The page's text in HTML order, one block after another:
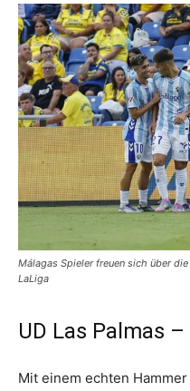
Málagas Spieler freuen sich über
LaLiga
UD Las Palmas –
Mit einem echten